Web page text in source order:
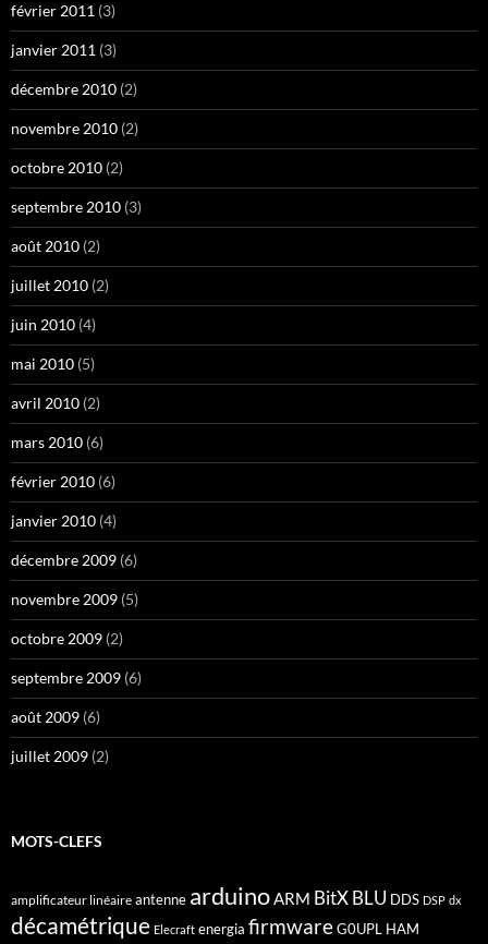
février 2011 (3)
janvier 2011 (3)
décembre 2010 (2)
novembre 2010 (2)
octobre 2010 (2)
septembre 2010 (3)
août 2010 (2)
juillet 2010 (2)
juin 2010 (4)
mai 2010 (5)
avril 2010 (2)
mars 2010 (6)
février 2010 (6)
janvier 2010 (4)
décembre 2009 (6)
novembre 2009 (5)
octobre 2009 (2)
septembre 2009 (6)
août 2009 (6)
juillet 2009 (2)
MOTS-CLEFS
amplificateur linéaire antenne arduinoARM BitX BLU DDS DSP dx
décamétrique Elecraft energia firmwareG0UPL HAM